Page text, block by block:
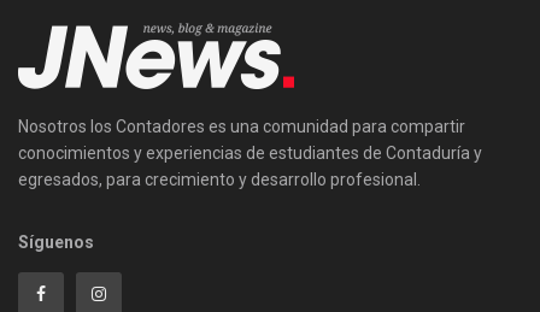
Nosotros los Contadores es una comunidad para compartir
conocimientos y experiencias de estudiantes de Contaduría y
egresados, para crecimiento y desarrollo profesional.
Síguenos